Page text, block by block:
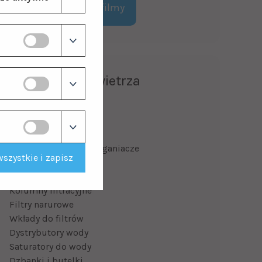
Zobacz wszystkie filmy
Filtry wody i powietrza
Filtry multifunkcyjne
Odwrócona osmoza
Odżelaziacze i odmanganiacze
Sterylizatory UV
Filtry do wody
Kolumny filtracyjne
Filtry narurowe
Wkłady do filtrów
Dystrybutory wody
Saturatory do wody
i zapisz